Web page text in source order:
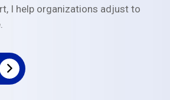
I help organizations adjust to